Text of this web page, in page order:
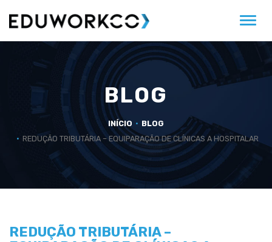
BLOG
INÍCIO
BLOG
REDUÇÃO TRIBUTÁRIA – EQUIPARAÇÃO DE CLÍNICAS A HOSPITALAR
REDUÇÃO TRIBUTÁRIA –